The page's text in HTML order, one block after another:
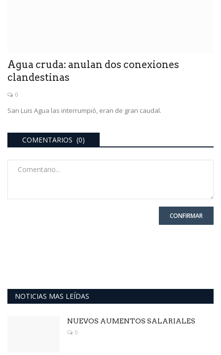
Agua cruda: anulan dos conexiones
clandestinas
0
San Luis Agua las interrumpió, eran de gran caudal.
COMENTARIOS (0)
CONFIRMAR
NOTICIAS MAS LEÍDAS
NUEVOS AUMENTOS SALARIALES
0